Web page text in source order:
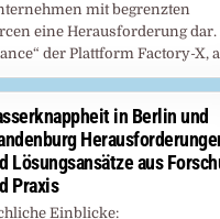
mit begrenzten
eine Herausforderung dar.
der Plattform Factory-X,
in Berlin und
Lösungsansätze aus
Praxis
Einblicke: